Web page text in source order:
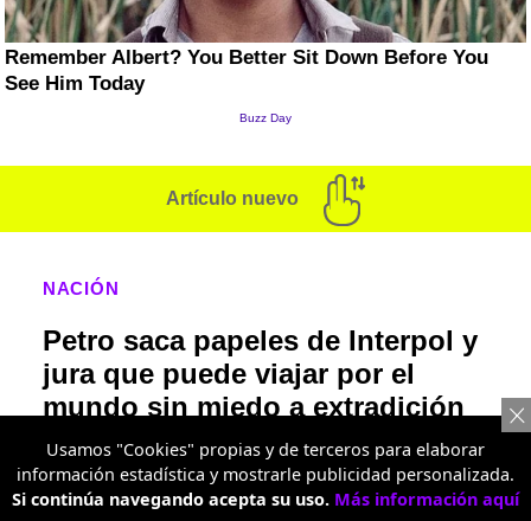
Artículo nuevo
NACIÓN
Petro saca papeles de Interpol y
jura que puede viajar por el
mundo sin miedo a extradición
Nuevos papeles revelados por el entorno del
presidente indican la ausencia de órdenes de
captura internacionales, aunque las
Usamos "Cookies" propias y de terceros para elaborar
información estadística y mostrarle publicidad personalizada.
Si continúa navegando acepta su uso. Más información aquí